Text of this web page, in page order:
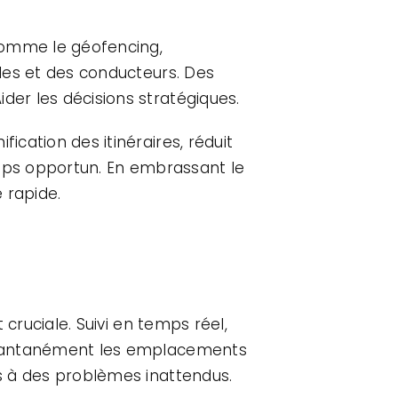
le géofencing,
et des conducteurs. Des
les décisions stratégiques.
des itinéraires, réduit
opportun. En embrassant le
rapide.
Suivi en temps réel,
les emplacements
à des problèmes inattendus.